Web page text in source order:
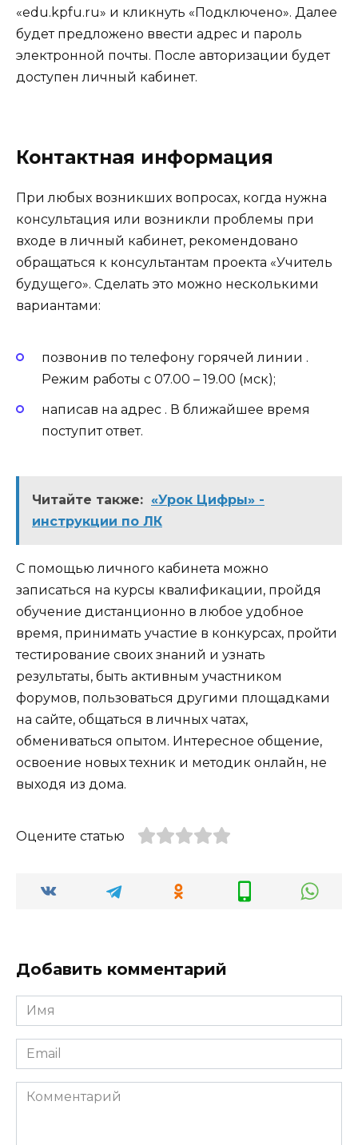
«edu.kpfu.ru» и кликнуть «Подключено». Далее
будет предложено ввести адрес и пароль
электронной почты. После авторизации будет
доступен личный кабинет.
Контактная информация
При любых возникших вопросах, когда нужна
консультация или возникли проблемы при
входе в личный кабинет, рекомендовано
обращаться к консультантам проекта «Учитель
будущего». Сделать это можно несколькими
вариантами:
позвонив по телефону горячей линии .
Режим работы с 07.00 – 19.00 (мск);
написав на адрес . В ближайшее время
поступит ответ.
Читайте также: «Урок Цифры» -
инструкции по ЛК
С помощью личного кабинета можно
записаться на курсы квалификации, пройдя
обучение дистанционно в любое удобное
время, принимать участие в конкурсах, пройти
тестирование своих знаний и узнать
результаты, быть активным участником
форумов, пользоваться другими площадками
на сайте, общаться в личных чатах,
обмениваться опытом. Интересное общение,
освоение новых техник и методик онлайн, не
выходя из дома.
Оцените статью
Добавить комментарий
Имя
*
Email
*
Комментарий